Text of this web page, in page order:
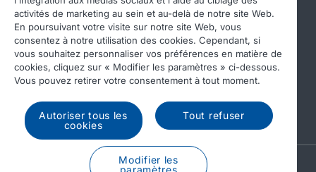
© 2026 DAF Legal notice
Privacy statement
General conditions
DAF and cookies
Income Tax Report
A PACCAR COMPANY
activités de marketing au sein et au-delà de notre site Web.
En poursuivant votre visite sur notre site Web, vous
consentez à notre utilisation des cookies. Cependant, si
vous souhaitez personnaliser vos préférences en matière de
cookies, cliquez sur « Modifier les paramètres » ci-dessous.
Vous pouvez retirer votre consentement à tout moment.
Autoriser tous les
cookies
Tout refuser
Modifier les